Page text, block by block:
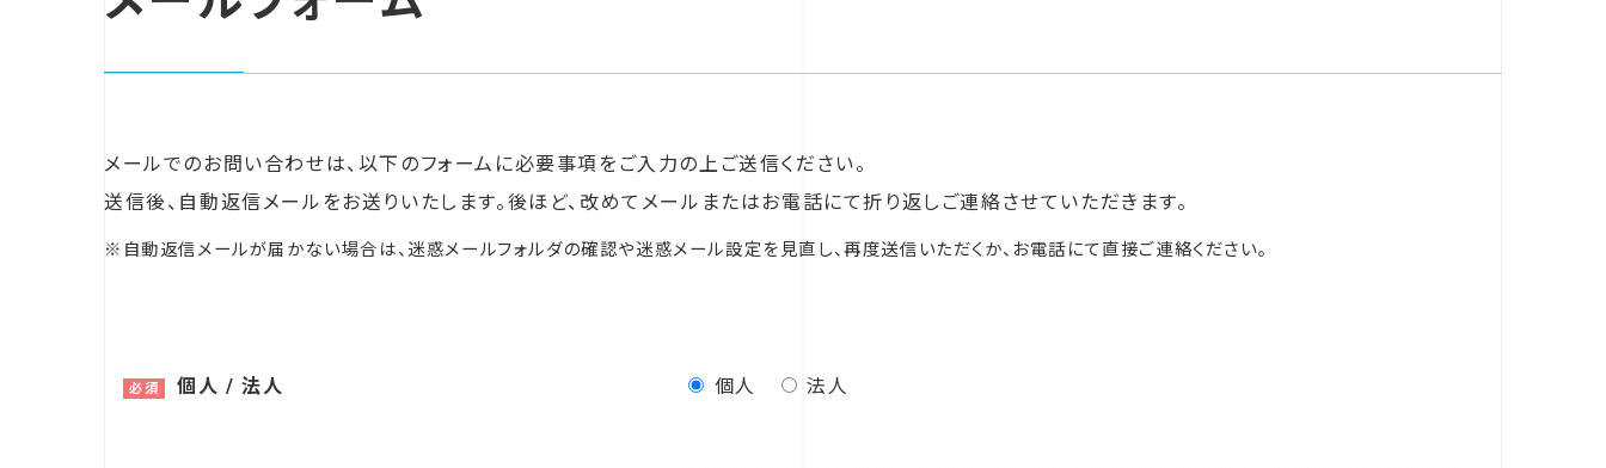
メールでのお問い合わせは、以下のフォームに必要事項をご入力の上ご送信ください。
送信後、自動返信メールをお送りいたします。後ほど、改めてメールまたはお電話にて折り返しご連絡させていただきます。
※自動返信メールが届かない場合は、迷惑メールフォルダの確認や迷惑メール設定を見直し、再度送信いただくか、お電話にて直接ご連絡ください。
必須 個人 / 法人 個人 法人